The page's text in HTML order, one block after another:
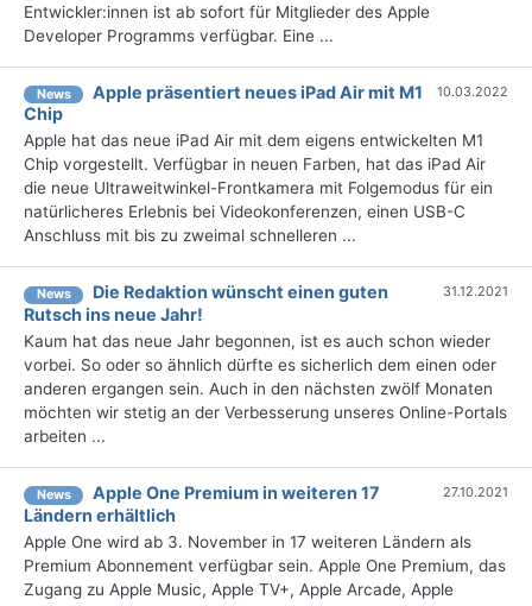
Entwickler:innen ist ab sofort für Mitglieder des Apple
Developer Programms verfügbar. Eine ...
News
Apple präsentiert neues iPad Air mit M1
Chip
10.03.2022
Apple hat das neue iPad Air mit dem eigens entwickelten M1
Chip vorgestellt. Verfügbar in neuen Farben, hat das iPad Air
die neue Ultraweitwinkel-Frontkamera mit Folgemodus für ein
natürlicheres Erlebnis bei Videokonferenzen, einen USB-C
Anschluss mit bis zu zweimal schnelleren ...
News
Die Redaktion wünscht einen guten
Rutsch ins neue Jahr!
31.12.2021
Kaum hat das neue Jahr begonnen, ist es auch schon wieder
vorbei. So oder so ähnlich dürfte es sicherlich dem einen oder
anderen ergangen sein. Auch in den nächsten zwölf Monaten
möchten wir stetig an der Verbesserung unseres Online-Portals
arbeiten ...
News
Apple One Premium in weiteren 17
Ländern erhältlich
27.10.2021
Apple One wird ab 3. November in 17 weiteren Ländern als
Premium Abonnement verfügbar sein. Apple One Premium, das
Zugang zu Apple Music, Apple TV+, Apple Arcade, Apple